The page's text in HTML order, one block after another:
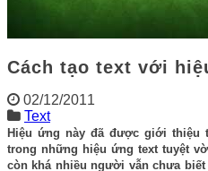
Cách tạo text với
02/12/2011
Text
Hiệu ứng này đã được giới
trong những hiệu ứng text tuyệt
còn khá nhiều người vẫn chưa